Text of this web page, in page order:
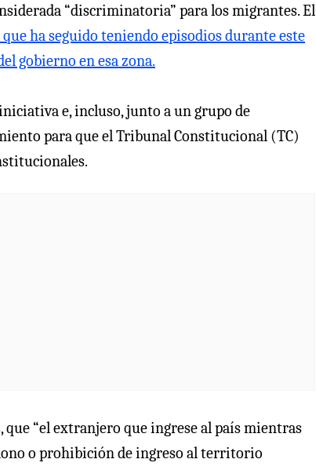
“discriminatoria” para los migrantes. El
que ha seguido teniendo episodios durante este
gobierno en esa zona.
e, incluso, junto a un grupo de
para que el Tribunal Constitucional (TC)
que “el extranjero que ingrese al país mientras
o prohibición de ingreso al territorio